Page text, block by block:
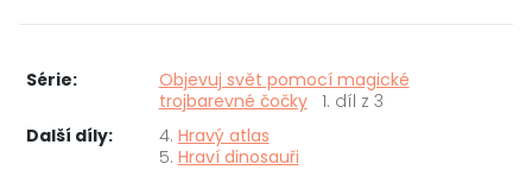
Série:
Objevuj svět pomocí magické
trojbarevné čočky
1. díl z 3
Další díly:
4. Hravý atlas
5. Hraví dinosauři